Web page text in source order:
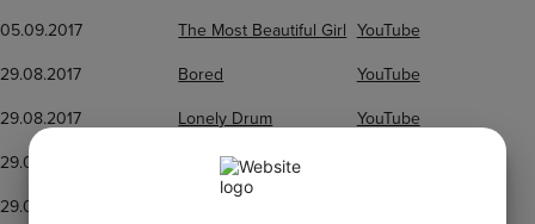
05.09.2017
The Most Beautiful Girl YouTube
29.08.2017
Bored
YouTube
29.08.2017
Lonely Drum
YouTube
29.08.2017
Left In The Dark
29.08.2017